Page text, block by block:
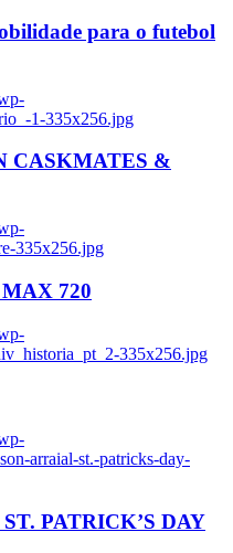
para o futebol
1-335x256.jpg
CASKMATES &
335x256.jpg
720
335x256.jpg
arraial-st.-patricks-day-
PATRICK’S DAY